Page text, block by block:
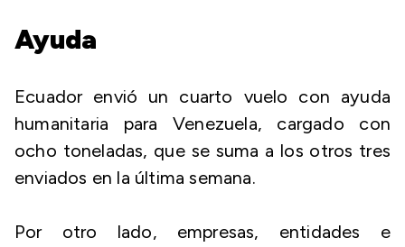
Ayuda
Ecuador envió un cuarto vuelo con ayuda
humanitaria para Venezuela, cargado con
ocho toneladas, que se suma a los otros tres
enviados en la última semana.
Por otro lado, empresas, entidades e